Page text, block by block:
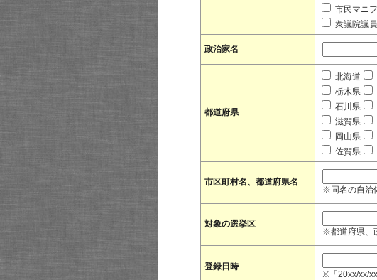
市民マニ
衆議院議
政治家名
都道府県
北海道
栃木県
石川県
滋賀県
岡山県
佐賀県
市区町村名、都道府県名
※同名の自治
対象の選挙区
※都道府県、
登録日時
※「20xx/xx/